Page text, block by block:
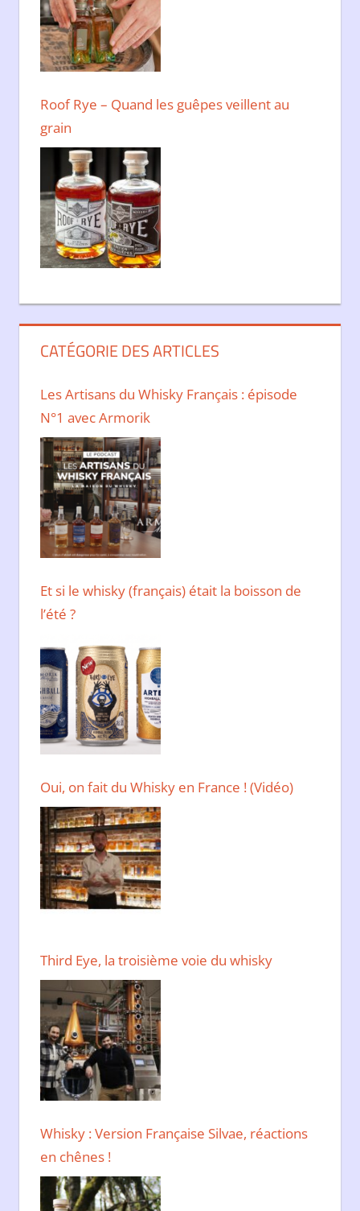
Roof Rye – Quand les guêpes veillent au
grain
CATÉGORIE DES ARTICLES
Les Artisans du Whisky Français : épisode
N°1 avec Armorik
Et si le whisky (français) était la boisson de
l’été ?
Oui, on fait du Whisky en France ! (Vidéo)
Third Eye, la troisième voie du whisky
Whisky : Version Française Silvae, réactions
en chênes !